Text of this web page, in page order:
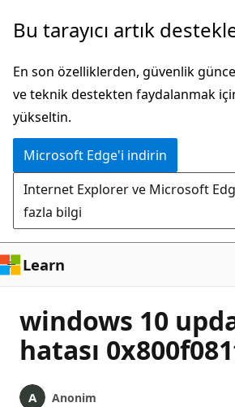
Ana
atla
Bu tarayıcı artık
En son özelliklerden, güvenlik
ve teknik destekten faydalanmak
yükseltin.
Microsoft Edge'i indirin
Internet Explorer ve Microsoft
fazla bilgi
Learn
windows 10
hatası
Anonim